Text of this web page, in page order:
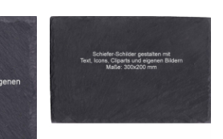
Produkt
mehrere
Die